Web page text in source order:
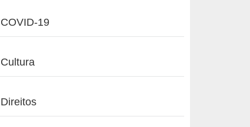
COVID-19
Cultura
Direitos